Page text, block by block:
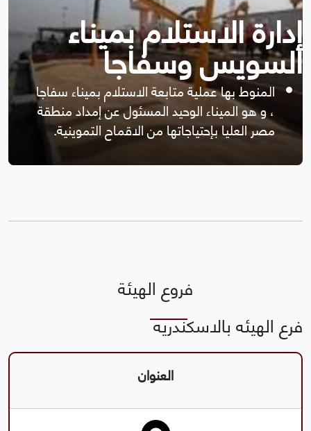
إدارة الاستلام بميناء
السويس وسفاجا
المنوط بها عملية متابعة الاستلام بميناء سفاجا
، و هو الميناء الوحيد المسئول عن إمداد منطقة
مصر العليا بإحتياجاتها من الاقماح التموينية.
فروع الهيئة
فرع الهيئه بالاسكندريه
العنوان